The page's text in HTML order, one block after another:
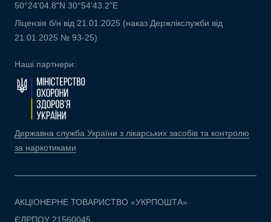
50°24'04.8"N 30°54'43.2"E
Ліцензія б/н від 21.01.2025 (наказ Держлікслужби від
21.01.2025 № 93-25)
Наші партнери:
Державна служба України з лікарських засобів та контролю
за наркотиками
АКЦІОНЕРНЕ ТОВАРИСТВО «УКРПОШТА»
ЄДРПОУ 21560045